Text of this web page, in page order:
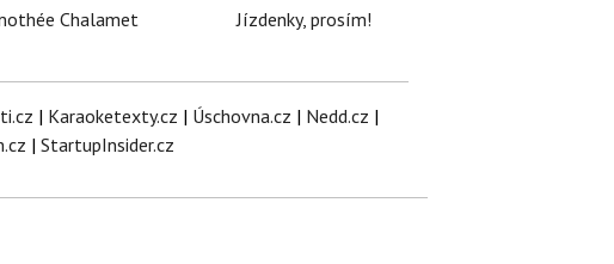
Chalamet
Jízdenky, prosím!
| Karaoketexty.cz | Úschovna.cz | Nedd.cz |
| StartupInsider.cz